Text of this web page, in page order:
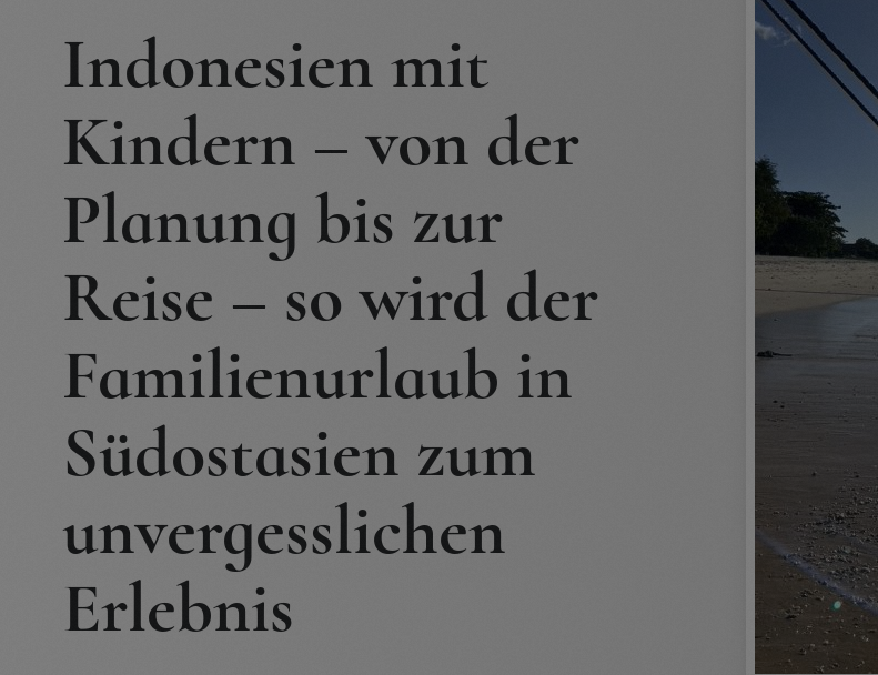
Indonesien mit
Kindern – von der
Planung bis zur
Reise – so wird der
Familienurlaub in
Südostasien zum
unvergesslichen
Erlebnis